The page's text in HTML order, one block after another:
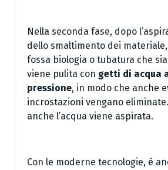
Nella seconda fase, dopo
dello smaltimento dei
fossa biologia o tubatura che
viene pulita con getti di acqua
pressione, in modo che anche
incrostazioni vengano
anche l’acqua viene aspirata.
Con le moderne tecnologie, è